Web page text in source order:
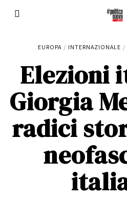
EUROPA / INTERNAZIONALE /
Elezioni
Giorgia
radici